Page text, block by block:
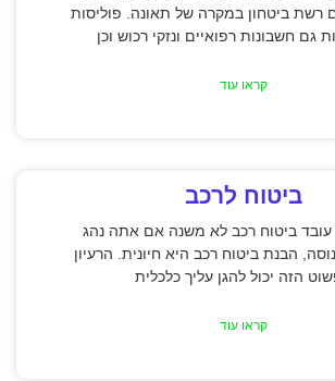
רשת ביטחון במקרה של תאונה. פוליסות
גם חשבונות רפואיים ונזקי רכוש וכן
קראו עוד
ביטוח לרכב
עובד ביטוח רכב לא משנה אם אתה נהג
הבנת ביטוח רכב היא חיונית. הרעיון
הזה יכול להגן עליך כלכלית
קראו עוד